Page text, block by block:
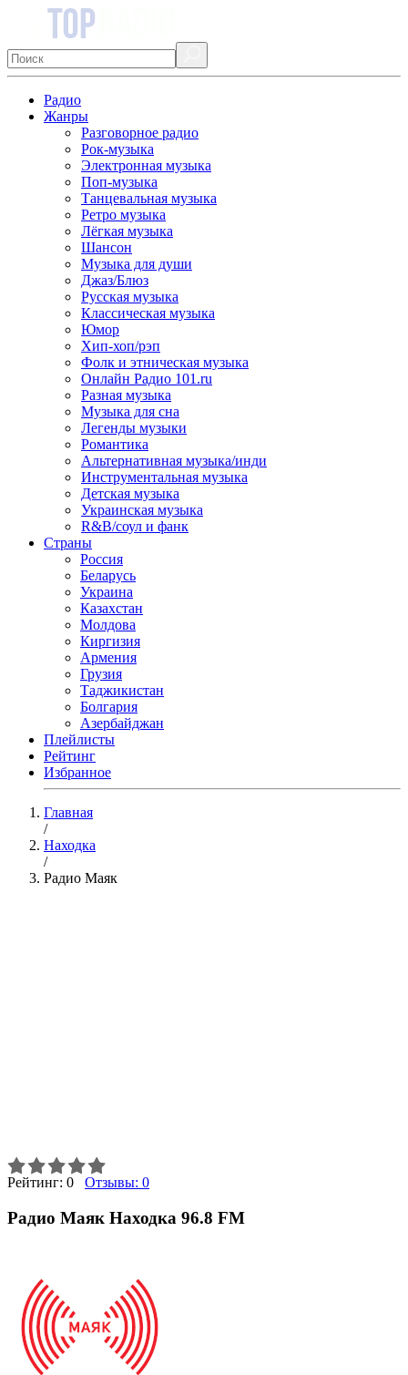
Радио
Жанры
Разговорное радио
Рок-музыка
Электронная музыка
Поп-музыка
Танцевальная музыка
Ретро музыка
Лёгкая музыка
Шансон
Музыка для души
Джаз/Блюз
Русская музыка
Классическая музыка
Юмор
Хип-хоп/рэп
Фолк и этническая музыка
Онлайн Радио 101.ru
Разная музыка
Музыка для сна
Легенды музыки
Романтика
Альтернативная музыка/инди
Инструментальная музыка
Детская музыка
Украинская музыка
R&B/cоул и фанк
Страны
Россия
Беларусь
Украина
Казахстан
Молдова
Киргизия
Армения
Грузия
Таджикистан
Болгария
Азербайджан
Плейлисты
Рейтинг
Избранное
Главная
/
Находка
/
Радио Маяк
Рейтинг: 0 Отзывы: 0
Радио Маяк Находка 96.8 FM